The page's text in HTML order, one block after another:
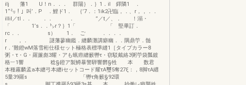
ilj 藩1 U！n．．． 群陽｝．｝1．il 鐸隣1 ．
1“㍉！」叫’．P ．鯉ド1． ｛’7．：1ik2卍臨，．、r，，．．
illil／tl．． ．． ． ”／t／、． ！溺・
「 1’s．．㌧r？｝1「 「 堅畢訂．
rc．． s） 1． ご ．．．．
r ，． 謎藩蓼幽鑑．纏麟灘講癖幽．．隅鼎苧．髄
r．’難鐙wM落雪桁仕様セット極格表標準縫1［タイプカラー8
粥・τ・G・羅簾彪3耀・アも蝋癌纏籔轡τ・窃駁戴絡3粥苧袋瓢鍍
格︸1響 稔§鐙ア製鱒暴警騨響欝§牲 本 数君
本種霧麟孟a本纏弓本纏iセットコード耀τA璽5奪27ξ：，8脚τA纒
5量39羅s 「轡τ角籔§92環